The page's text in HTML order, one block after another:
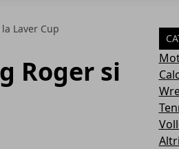
Laver Cup
Roger si